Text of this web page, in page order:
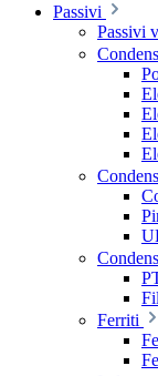
Passivi
Passivi
Ferriti